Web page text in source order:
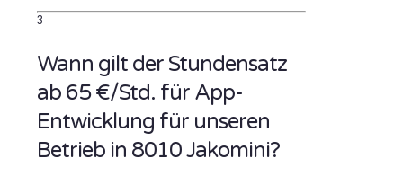
3
Wann gilt der Stundensatz
ab 65 €/Std. für App-
Entwicklung für unseren
Betrieb in 8010 Jakomini?